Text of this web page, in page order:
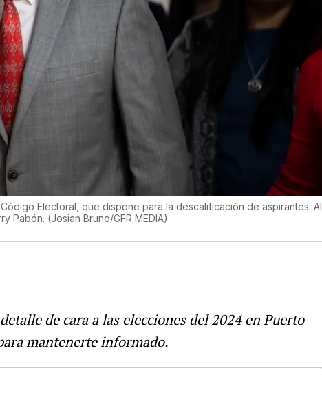
Electoral, que dispone para la descalificación de aspirantes. Al
Pabón. (Josian Bruno/GFR MEDIA)
de cara a las elecciones del 2024 en Puerto
mantenerte informado.